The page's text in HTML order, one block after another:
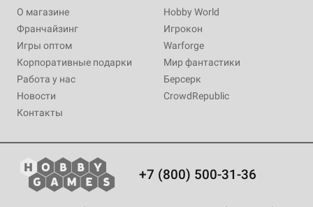
О магазине
Франчайзинг
Игры оптом
Корпоративные подарки
Работа у нас
Новости
Контакты
Hobby World
Игрокон
Warforge
Мир фантастики
Берсерк
CrowdRepublic
+7 (800) 500-31-36